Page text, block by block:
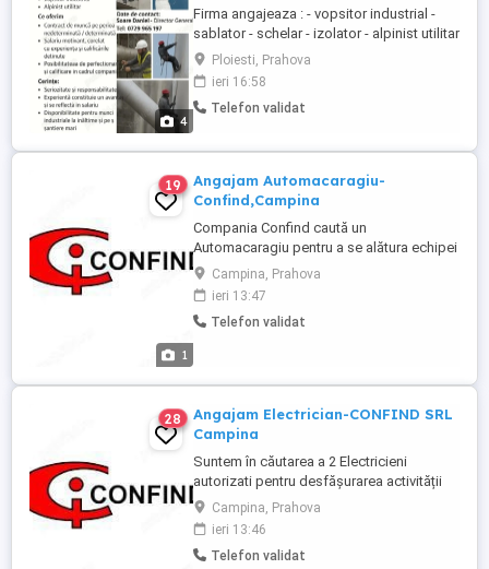
4
Firma angajeaza : - vopsitor industrial -
sablator - schelar - izolator - alpinist utilitar
- electrician Pentru mai multe detalii si
programare interviu sunati la d-l Director
General Soare Daniel la numarul din poza.
Ploiesti, Prahova
ieri 16:58
Telefon validat
1
19
Angajam Automacaragiu-
Confind,Campina
Compania Confind caută un
Automacaragiu pentru a se alătura echipei
noastre. Cerinte: -Autorizatie macara
Grupa A, carnet de conducere categoria C;
-Cunostinte si abilitati privind manevrarea
macaralelor legislatia rutiera; -
Campina, Prahova
ieri 13:47
Telefon validat
28
Angajam Electrician-CONFIND SRL
Campina
Suntem în căutarea a 2 Electricieni
autorizati pentru desfășurarea activității
pe șantiere industriale. Responsabilități: -
Executarea lucrărilor de montaj al
instalațiilor electrice conform proiectului
tehnic și normelor în vigoare, cu
Campina, Prahova
ieri 13:46
Telefon validat